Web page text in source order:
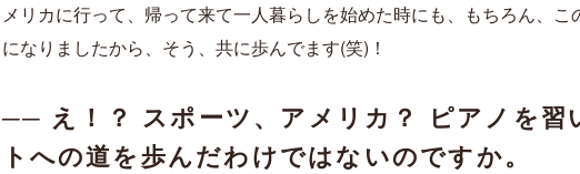
メリカに行って、帰って来て一人暮らしを始めた時にも、もちろん、
になりましたから、そう、共に歩んでます(笑)！
── え！？ スポーツ、アメリカ？ ピアノを習
トへの道を歩んだわけではないのですか。